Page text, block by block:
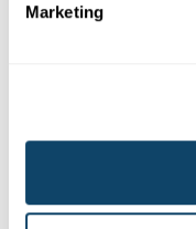
Marketing
HERAUSRAGENDE
FNR-Awards
Tech-Welt